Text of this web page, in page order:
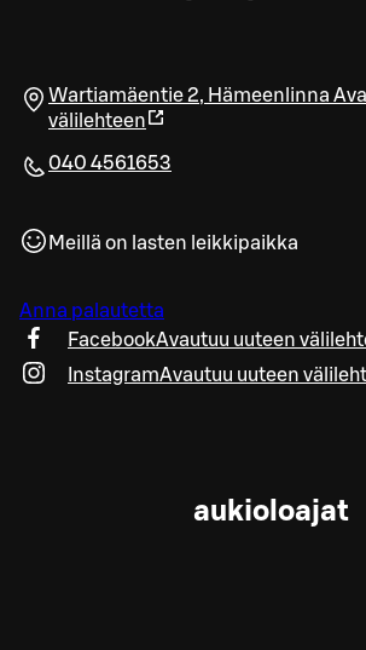
Wartiamäentie 2, Hämeenlinna
välilehteen
040 4561653
Meillä on lasten leikkipaikka
Anna palautetta
FacebookAvautuu uuteen
InstagramAvautuu uuteen
aukioloajat